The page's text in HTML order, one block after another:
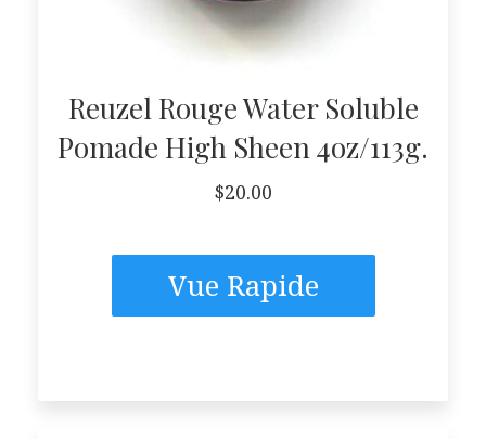
Reuzel Rouge Water Soluble
Pomade High Sheen 4oz/113g.
$20.00
Vue Rapide